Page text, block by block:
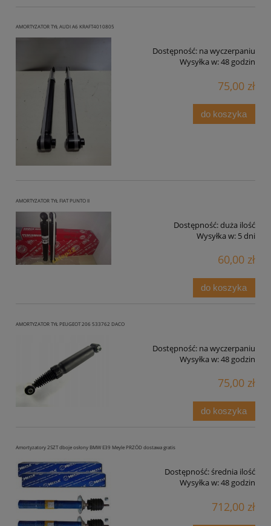
AMORTYZATOR TYŁ AUDI A6 KRAFT4010805
Dostępność: na wyczerpaniu
Wysyłka w:48 godzin
75,00 zł
do koszyka
AMORTYZATOR TYŁ FIAT PUNTO II
Dostępność:duża ilość
Wysyłka w: 5 dni
60,00 zł
do koszyka
AMORTYZATOR TYŁ PEUGEOT 206 533762 DACO
Dostępność: na wyczerpaniu
Wysyłka w:48 godzin
75,00 zł
do koszyka
Amortyzatory 2SZT dboje osłony BMW E39 Meyle PRZÓD dostawa gratis
Dostępność:średnia ilość
Wysyłka w:48 godzin
712,00 zł